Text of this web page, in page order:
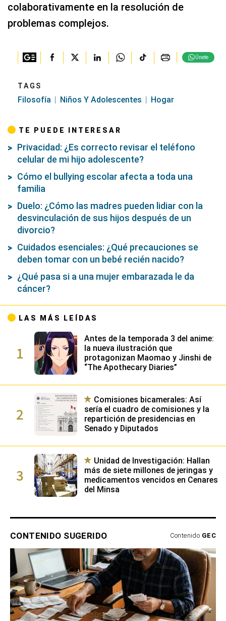
colaborativamente en la resolución de
problemas complejos.
Únete
TAGS
Filosofía Niños Y Adolescentes Hogar
TE PUEDE INTERESAR
Privacidad: ¿Es correcto revisar el teléfono
celular de mi hijo adolescente?
Cómo el bullying escolar afecta a toda una
familia
Duelo: ¿Cómo las madres pueden lidiar con la
desvinculación de sus hijos después de un
divorcio?
Cuidados esenciales: ¿Qué precauciones se
deben tomar con un bebé recién nacido?
¿Qué pasa si a una mujer embarazada le da
cáncer?
LAS MÁS LEÍDAS
1
Antes de la temporada 3 del anime:
la nueva ilustración que
protagonizan Maomao y Jinshi de
“The Apothecary Diaries”
2
Comisiones bicamerales: Así
sería el cuadro de comisiones y la
repartición de presidencias en
Senado y Diputados
3
Unidad de Investigación: Hallan
más de siete millones de jeringas y
medicamentos vencidos en Cenares
del Minsa
CONTENIDO SUGERIDO Contenido GEC